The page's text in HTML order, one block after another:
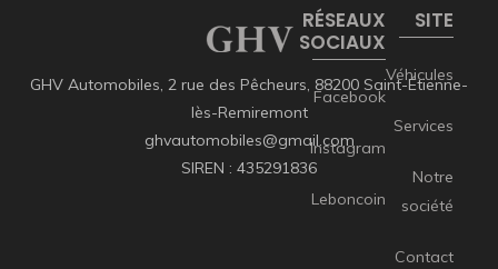
GHV Automobiles, 2 rue des Pêcheurs, 88200 Saint-Étienne-
lès-Remiremont
ghvautomobiles@gmail.com
SIREN : 435291836
RÉSEAUX
SOCIAUX
Facebook
Instagram
Leboncoin
SITE
Véhicules
Services
Notre
société
Contact